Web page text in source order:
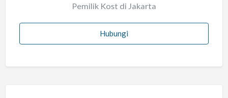
Pemilik Kost di Jakarta
Hubungi